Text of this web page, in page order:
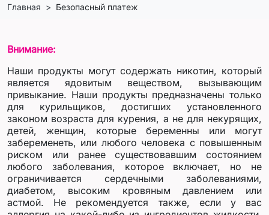
Главная Безопасный платеж
Внимание:
Наши продукты могут содержать никотин, который
является ядовитым веществом, вызывающим
привыкание. Наши продукты предназначены только
для курильщиков, достигших установленного
законом возраста для курения, а не для некурящих,
детей, женщин, которые беременны или могут
забеременеть, или любого человека с повышенным
риском или ранее существовавшим состоянием
любого заболевания, которое включает, но не
ограничивается сердечными заболеваниями,
диабетом, высоким кровяным давлением или
астмой. Не рекомендуется также, если у вас